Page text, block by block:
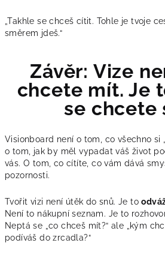
„Takhle se chceš cítit. Tohle je tvoje
směrem jdeš.“
Závěr: Vize
chcete mít. Je
se chcete
Visionboard není o tom, co všechno si
o tom, jak by měl vypadat váš život
vás. O tom, co cítíte, co vám dává
pozornosti.
Tvořit vizi není útěk do snů. Je to
Není to nákupní seznam. Je to
Neptá se „co chceš mít?“ ale „kým
podíváš do zrcadla?“